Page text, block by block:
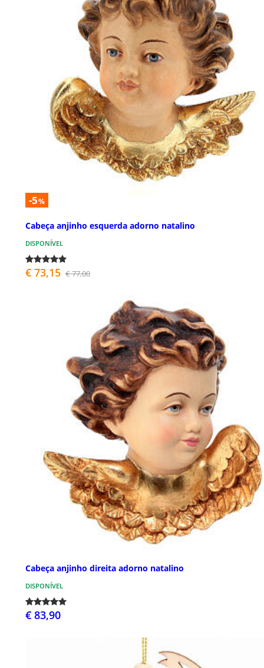
-5%
Cabeça anjinho esquerda adorno natalino
DISPONÍVEL
€ 73,15 € 77,00
Cabeça anjinho direita adorno natalino
DISPONÍVEL
€ 83,90